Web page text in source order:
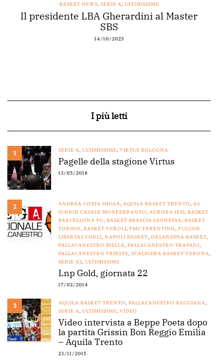
BASKET NEWS SERIE A ULTIMISSIME
Il presidente LBA Gherardini al Master
SBS
14/10/2025
I più letti
1 SERIE A ULTIMISSIME VIRTUS BOLOGNA
Pagelle della stagione Virtus
13/05/2018
2 ANDREA COSTA IMOLA AQUILA BASKET TRENTO
AS
JUNIOR CASALE MONFERRANTO
AURORA JESI BASKET
BARCELLONA PG BASKET BRESCIA LEONESSA
BASKET
TORINO
BASKET VEROLI FMC FERENTINO
FULGOR
LIBERTAS FORLÌ NAPOLI BASKET ORLANDINA BASKET
PALLACANESTRO BIELLA
PALLACANESTRO TRAPANI
PALLACANESTRO TRIESTE SCALIGERA BASKET VERONA
SERIE A2 ULTIMISSIME
Lnp Gold, giornata 22
17/02/2014
3 AQUILA BASKET TRENTO PALLACANESTRO REGGIANA
SERIE A
ULTIMISSIME VIDEO
Video intervista a Beppe Poeta dopo
la partita Grissin Bon Reggio Emilia
– Aquila Trento
23/11/2015